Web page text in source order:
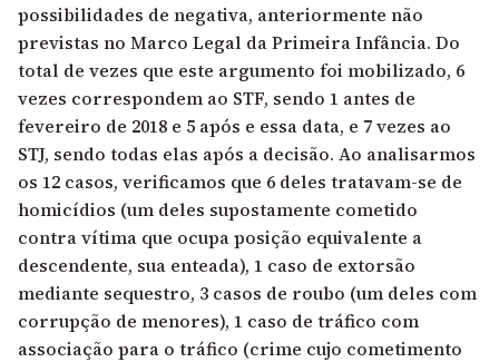
possibilidades de negativa, anteriormente não
previstas no Marco Legal da Primeira Infância. Do
total de vezes que este argumento foi mobilizado, 6
vezes correspondem ao STF, sendo 1 antes de
fevereiro de 2018 e 5 após e essa data, e 7 vezes ao
STJ, sendo todas elas após a decisão. Ao analisarmos
os 12 casos, verificamos que 6 deles tratavam-se de
homicídios (um deles supostamente cometido
contra vítima que ocupa posição equivalente a
descendente, sua enteada), 1 caso de extorsão
mediante sequestro, 3 casos de roubo (um deles com
corrupção de menores), 1 caso de tráfico com
associação para o tráfico (crime cujo cometimento